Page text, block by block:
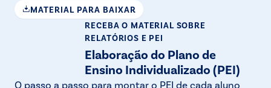
MATERIAL PARA BAIXAR
RECEBA O MATERIAL SOBRE
RELATÓRIOS E PEI
Elaboração do Plano de
Ensino Individualizado (PEI)
O passo a passo para montar o PEI de cada aluno